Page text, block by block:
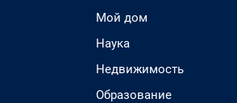
Мой дом
Наука
Недвижимость
Образование